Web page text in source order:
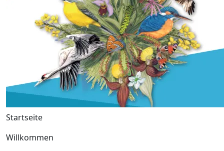
Startseite
Willkommen